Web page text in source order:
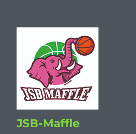
JSB-Maffle